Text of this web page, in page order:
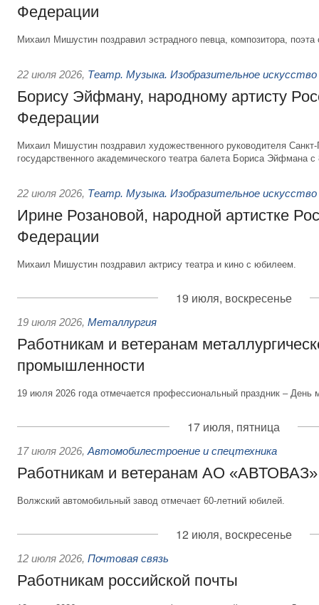
Федерации
Михаил Мишустин поздравил эстрадного певца, композитора, поэта
22 июля 2026, Театр. Музыка. Изобразительное искусство
Борису Эйфману, народному артисту
Федерации
Михаил Мишустин поздравил художественного руководителя Санкт-
государственного академического театра балета Бориса Эйфмана
22 июля 2026, Театр. Музыка. Изобразительное искусство
Ирине Розановой, народной артистке
Федерации
Михаил Мишустин поздравил актрису театра и кино с юбилеем.
19 июля, воскресенье
19 июля 2026, Металлургия
Работникам и ветеранам
промышленности
19 июля 2026 года отмечается профессиональный праздник – День
17 июля, пятница
17 июля 2026, Автомобилестроение и спецтехника
Работникам и ветеранам АО «АВТОВАЗ»
Волжский автомобильный завод отмечает 60-летний юбилей.
12 июля, воскресенье
12 июля 2026, Почтовая связь
Работникам российской почты